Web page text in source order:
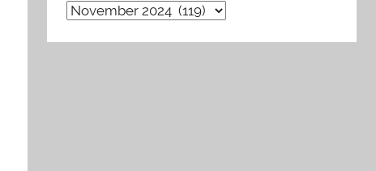
Archives